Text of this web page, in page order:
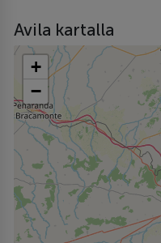
Avila kartalla
+
−